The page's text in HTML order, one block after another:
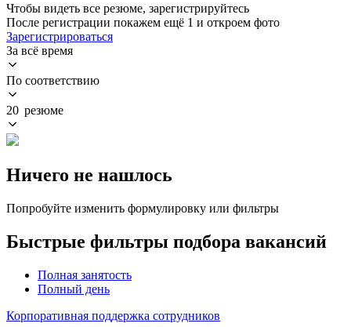
Чтобы видеть все резюме, зарегистрируйтесь
После регистрации покажем ещё 1 и откроем фото
Зарегистрироваться
За всё время
По соответствию
20 резюме
Ничего не нашлось
Попробуйте изменить формулировку или фильтры
Быстрые фильтры подбора вакансий
Полная занятость
Полный день
Корпоративная поддержка сотрудников